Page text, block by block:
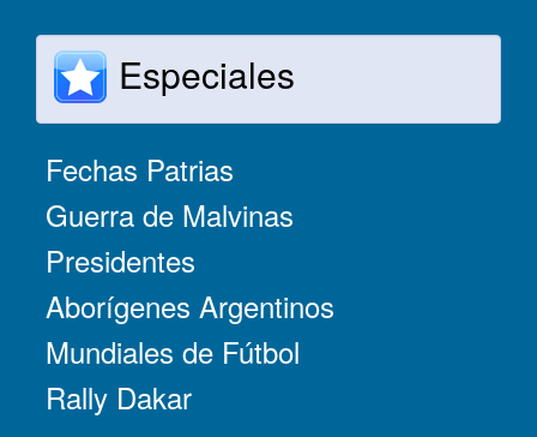
Especiales
Fechas Patrias
Guerra de Malvinas
Presidentes
Aborígenes Argentinos
Mundiales de Fútbol
Rally Dakar